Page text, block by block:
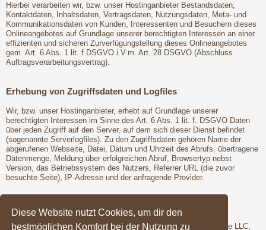
Diese Website nutzt Cookies, um dir den
bestmöglichen Komfort bei der Nutzung zu
Hierbei verarbeiten wir, bzw. unser Hostinganbieter Bestandsdaten,
Kontaktdaten, Inhaltsdaten, Vertragsdaten, Nutzungsdaten, Meta- und
Kommunikationsdaten von Kunden, Interessenten und Besuchern dieses
Onlineangebotes auf Grundlage unserer berechtigten Interessen an einer
effizienten und sicheren Zurverfügungstellung dieses Onlineangebotes
gem. Art. 6 Abs. 1 lit. f DSGVO i.V.m. Art. 28 DSGVO (Abschluss
Auftragsverarbeitungsvertrag).
Erhebung von Zugriffsdaten und Logfiles
Wir, bzw. unser Hostinganbieter, erhebt auf Grundlage unserer
berechtigten Interessen im Sinne des Art. 6 Abs. 1 lit. f. DSGVO Daten
über jeden Zugriff auf den Server, auf dem sich dieser Dienst befindet
(sogenannte Serverlogfiles). Zu den Zugriffsdaten gehören Name der
abgerufenen Webseite, Datei, Datum und Uhrzeit des Abrufs, übertragene
Datenmenge, Meldung über erfolgreichen Abruf, Browsertyp nebst
Version, das Betriebssystem des Nutzers, Referrer URL (die zuvor
besuchte Seite), IP-Adresse und der anfragende Provider.
Google Fonts
Wir binden die Schriftarten ("Google Fonts") des Anbieters Google LLC,